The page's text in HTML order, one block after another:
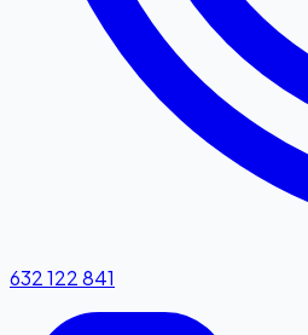
632 122 841